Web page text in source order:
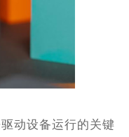
动设备运行的关键